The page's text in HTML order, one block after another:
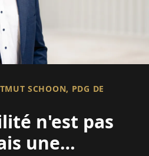
SCHOON, PDG DE
n'est pas
une